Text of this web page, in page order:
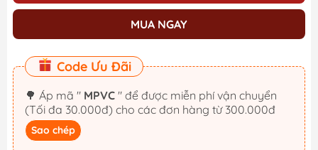
MUA NGAY
Code Ưu Đãi
🌳 Áp mã " MPVC " để được miễn phí vận chuyển
(Tối đa 30.000đ) cho các đơn hàng từ 300.000đ
Sao chép